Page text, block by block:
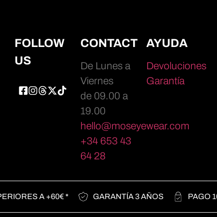
FOLLOW
US
CONTACT
De Lunes a
Viernes
de 09.00 a
19.00
hello@moseyewear.com
+34 653 43
64 28
AYUDA
Devoluciones
Garantía
A +60€ * GARANTÍA 3 AÑOS PAGO